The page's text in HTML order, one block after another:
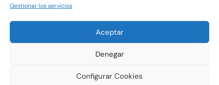
Gestionar los servicios
Aceptar
Denegar
Configurar Cookies
The
The Shining